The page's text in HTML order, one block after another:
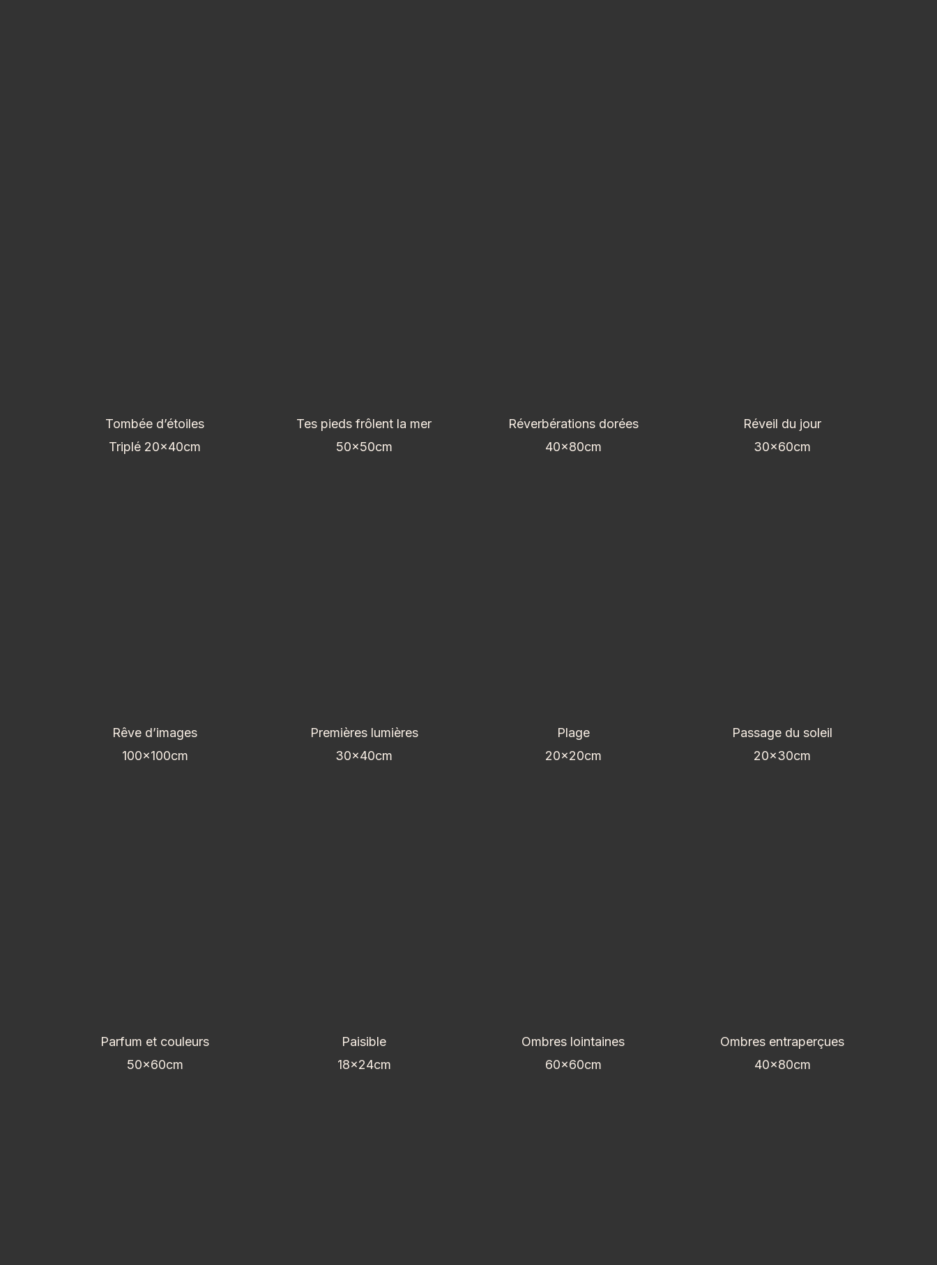
Tombée d’étoiles
Triplé 20x40cm
Rêve d’images
100x100cm
Parfum et couleurs
50x60cm
Tes pieds frôlent la mer
50x50cm
Premières lumières
30x40cm
Paisible
18x24cm
Réverbérations dorées
40x80cm
Plage
20x20cm
Ombres lointaines
60x60cm
Réveil du jour
30x60cm
Passage du soleil
20x30cm
Ombres entraperçues
40x80cm